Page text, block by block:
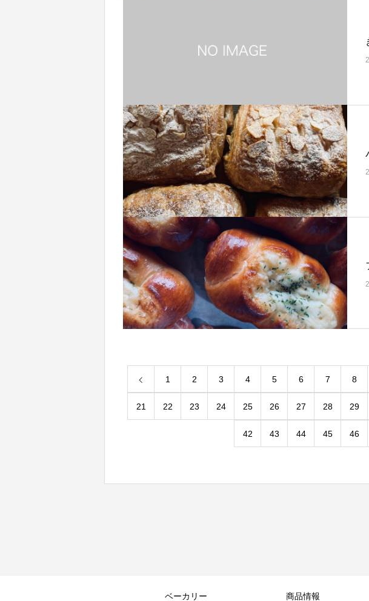
1 2 3 4 5 6 7 8
21 22 23 24 25 26 27 28 29
42 43 44 45 46
ベーカリー 商品情報